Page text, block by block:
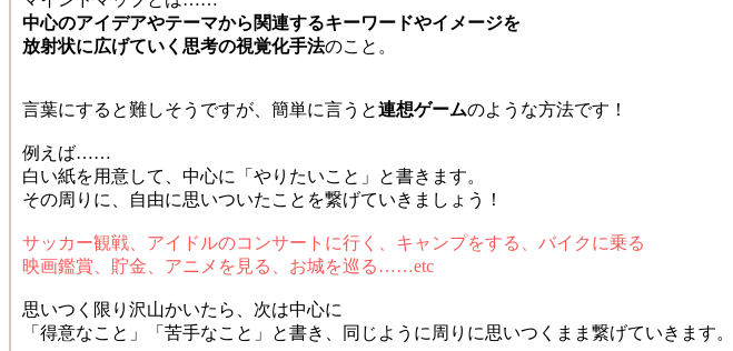
中心のアイデアやテーマから関連するキーワードやイメージを
放射状に広げていく思考の視覚化手法のこと。
言葉にすると難しそうですが、簡単に言うと連想ゲームのような方法です！
例えば……
白い紙を用意して、中心に「やりたいこと」と書きます。
その周りに、自由に思いついたことを繋げていきましょう！
サッカー観戦、アイドルのコンサートに行く、キャンプをする、バイクに乗る
映画鑑賞、貯金、アニメを見る、お城を巡る……etc
思いつく限り沢山かいたら、次は中心に
「得意なこと」「苦手なこと」と書き、同じように周りに思いつくまま繋げていきます。